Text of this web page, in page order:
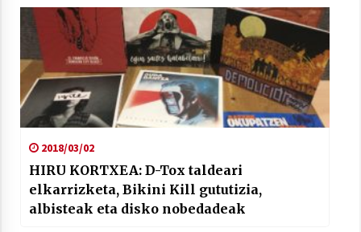
2018/03/02
HIRU KORTXEA: D-Tox taldeari
elkarrizketa, Bikini Kill gututizia,
albisteak eta disko nobedadeak